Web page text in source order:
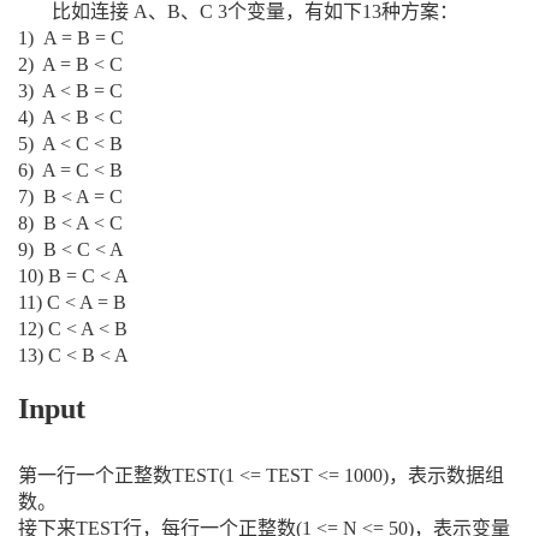
比如连接 A、B、C 3个变量，有如下13种方案：
1) A = B = C
2) A = B < C
3) A < B = C
4) A < B < C
5) A < C < B
6) A = C < B
7) B < A = C
8) B < A < C
9) B < C < A
10) B = C < A
11) C < A = B
12) C < A < B
13) C < B < A
Input
第一行一个正整数TEST(1 <= TEST <= 1000)，表示数据组
数。
接下来TEST行，每行一个正整数(1 <= N <= 50)，表示变量